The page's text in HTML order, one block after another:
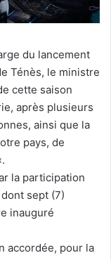
du lancement
Ténès, le ministre
cette saison
après plusieurs
ainsi que la
pays, de
la participation
sept (7)
inauguré
accordée, pour la